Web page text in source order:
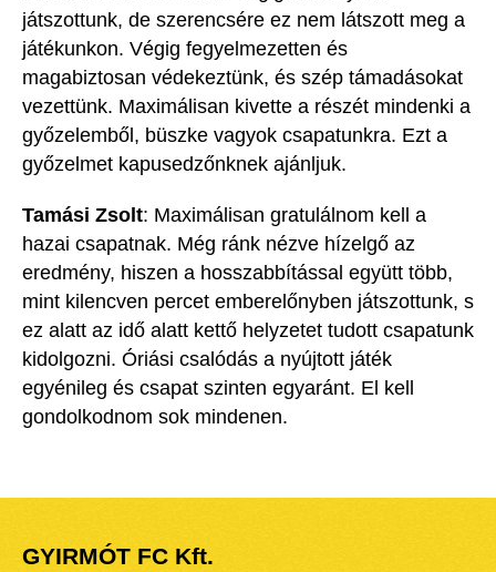
játszottunk, de szerencsére ez nem látszott meg a
játékunkon. Végig fegyelmezetten és
magabiztosan védekeztünk, és szép támadásokat
vezettünk. Maximálisan kivette a részét mindenki a
győzelemből, büszke vagyok csapatunkra. Ezt a
győzelmet kapusedzőnknek ajánljuk.
Tamási Zsolt: Maximálisan gratulálnom kell a
hazai csapatnak. Még ránk nézve hízelgő az
eredmény, hiszen a hosszabbítással együtt több,
mint kilencven percet emberelőnyben játszottunk, s
ez alatt az idő alatt kettő helyzetet tudott csapatunk
kidolgozni. Óriási csalódás a nyújtott játék
egyénileg és csapat szinten egyaránt. El kell
gondolkodnom sok mindenen.
GYIRMÓT FC Kft.